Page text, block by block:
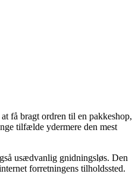
få bragt ordren til en pakkeshop,
tilfælde ydermere den mest
usædvanlig gnidningsløs. Den
forretningens tilholdssted.